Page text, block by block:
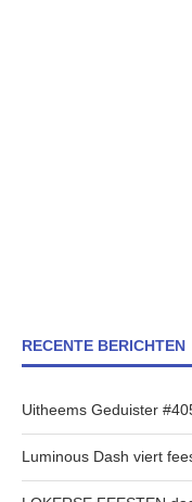
RECENTE BERICHTEN
Uitheems Geduister
Luminous Dash viert